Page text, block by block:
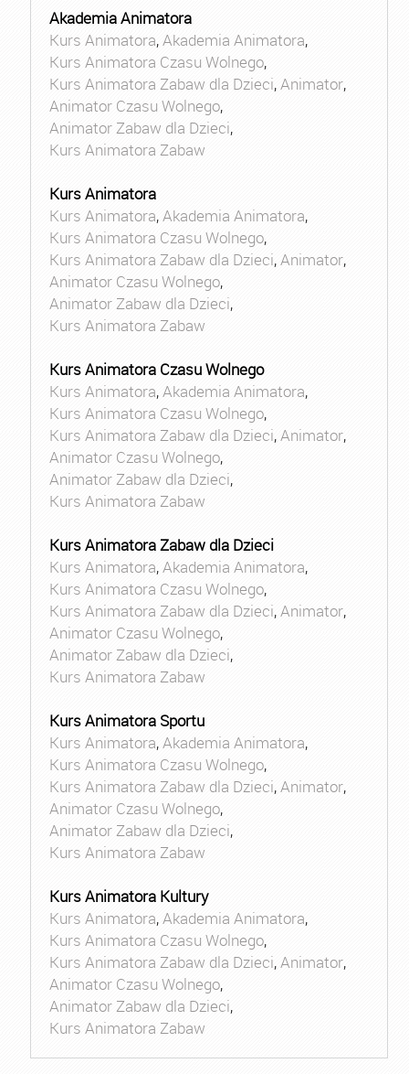
Akademia Animatora
Kurs Animatora,Akademia Animatora,
Kurs Animatora Czasu Wolnego,
Kurs Animatora Zabaw dla Dzieci,Animator,
Animator Czasu Wolnego,
Animator Zabaw dla Dzieci,
Kurs Animatora Zabaw
Kurs Animatora
Kurs Animatora,Akademia Animatora,
Kurs Animatora Czasu Wolnego,
Kurs Animatora Zabaw dla Dzieci,Animator,
Animator Czasu Wolnego,
Animator Zabaw dla Dzieci,
Kurs Animatora Zabaw
Kurs Animatora Czasu Wolnego
Kurs Animatora,Akademia Animatora,
Kurs Animatora Czasu Wolnego,
Kurs Animatora Zabaw dla Dzieci,Animator,
Animator Czasu Wolnego,
Animator Zabaw dla Dzieci,
Kurs Animatora Zabaw
Kurs Animatora Zabaw dla Dzieci
Kurs Animatora,Akademia Animatora,
Kurs Animatora Czasu Wolnego,
Kurs Animatora Zabaw dla Dzieci,Animator,
Animator Czasu Wolnego,
Animator Zabaw dla Dzieci,
Kurs Animatora Zabaw
Kurs Animatora Sportu
Kurs Animatora,Akademia Animatora,
Kurs Animatora Czasu Wolnego,
Kurs Animatora Zabaw dla Dzieci,Animator,
Animator Czasu Wolnego,
Animator Zabaw dla Dzieci,
Kurs Animatora Zabaw
Kurs Animatora Kultury
Kurs Animatora,Akademia Animatora,
Kurs Animatora Czasu Wolnego,
Kurs Animatora Zabaw dla Dzieci,Animator,
Animator Czasu Wolnego,
Animator Zabaw dla Dzieci,
Kurs Animatora Zabaw